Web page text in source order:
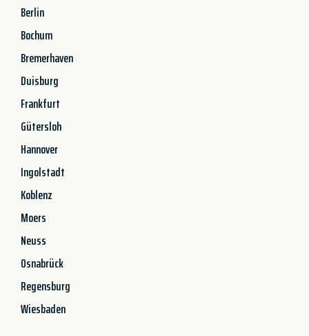
Berlin
Bochum
Bremerhaven
Duisburg
Frankfurt
Gütersloh
Hannover
Ingolstadt
Koblenz
Moers
Neuss
Osnabrück
Regensburg
Wiesbaden